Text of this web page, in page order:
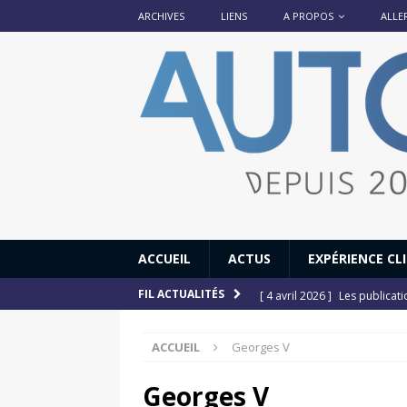
ARCHIVES LIENS A PROPOS
ACCUEIL ACTUS EXPÉRIENCE
FIL ACTUALITÉS [ 4 avril 2026 ] Les
[ 12 juillet 2025 ]
[ 6 juillet 2025 ]
ACCUEIL Georges V
Georges V